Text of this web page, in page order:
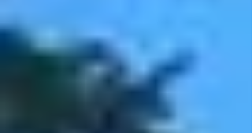
удивительной может быть южная часть
Беларуси. И мы их прекрасно понимаем.
путешествие совсем не похоже на
классические экск